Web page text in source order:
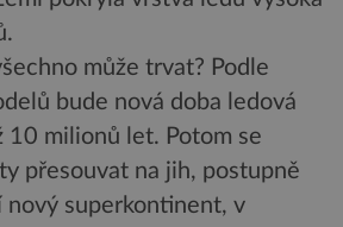
může trvat? Podle
bude nová doba ledová
10 milionů let. Potom se
přesouvat na jih, postupně
nový superkontinent, v